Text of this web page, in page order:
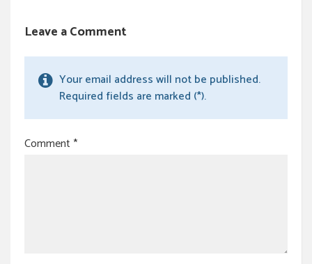
Leave a Comment
Your email address will not be published.
Required fields are marked (*).
Comment*